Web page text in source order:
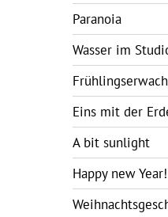
Paranoia
Wasser im
Eins mit der
A bit sunlight
Happy new Year!